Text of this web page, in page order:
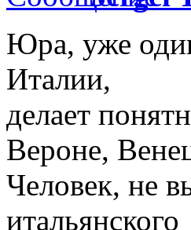
Юра, уже
Италии,
делает
Вероне,
Человек, не
итальянского